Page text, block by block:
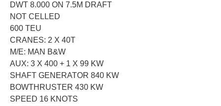
DWT 8.000 ON 7.5M DRAFT
NOT CELLED
600 TEU
CRANES: 2 X 40T
M/E: MAN B&W
AUX: 3 X 400 + 1 X 99 KW
SHAFT GENERATOR 840 KW
BOWTHRUSTER 430 KW
SPEED 16 KNOTS